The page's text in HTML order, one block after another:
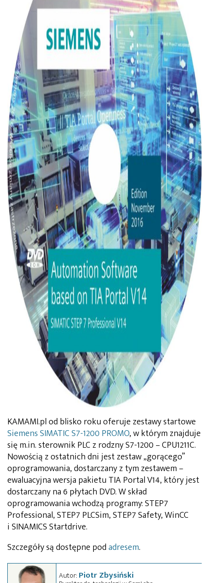
KAMAMI.pl od blisko roku oferuje zestawy startowe
Siemens SIMATIC S7-1200 PROMO, w którym znajduje
się m.in. sterownik PLC z rodzny S7-1200 – CPU1211C.
Nowością z ostatnich dni jest zestaw „gorącego”
oprogramowania, dostarczany z tym zestawem –
ewaluacyjna wersja pakietu TIA Portal V14, który jest
dostarczany na 6 płytach DVD. W skład
oprogramowania wchodzą programy: STEP7
Professional, STEP7 PLCSim, STEP7 Safety, WinCC
i SINAMICS Startdrive.
Szczegóły są dostępne podadresem.
Autor: Piotr Zbysiński